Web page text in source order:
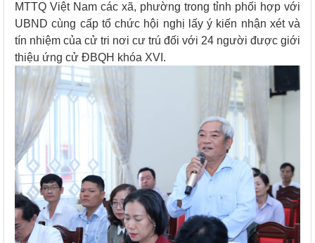
MTTQ Việt Nam các xã, phường trong tỉnh phối hợp với
UBND cùng cấp tổ chức hội nghị lấy ý kiến nhận xét và
tín nhiệm của cử tri nơi cư trú đối với 24 người được giới
thiệu ứng cử ĐBQH khóa XVI.